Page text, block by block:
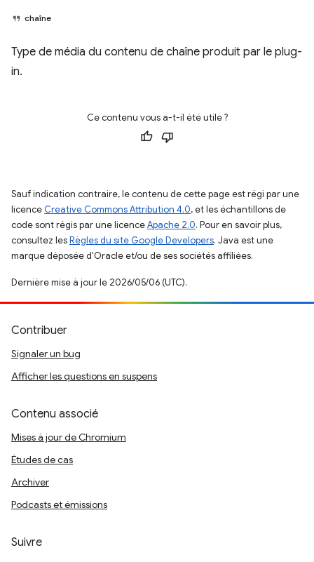
chaîne
Type de média du contenu de chaîne produit par le plug-
in.
Ce contenu vous a-t-il été utile ?
Sauf indication contraire, le contenu de cette page est régi par une
licence Creative Commons Attribution 4.0, et les échantillons de
code sont régis par une licenceApache 2.0. Pour en savoir plus,
consultez lesRègles du site Google Developers. Java est une
marque déposée d'Oracle et/ou de ses sociétés affiliées.
Dernière mise à jour le 2026/05/06 (UTC).
Contribuer
Signaler un bug
Afficher les questions en suspens
Contenu associé
Mises à jour de Chromium
Études de cas
Archiver
Podcasts et émissions
Suivre